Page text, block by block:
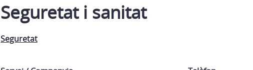
Seguretat i sanitat
Seguretat